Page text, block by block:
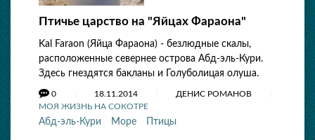
Птичье царство на "Яйцах Фараона"
Kal Faraon (Яйца Фараона) - безлюдные скалы,
расположенные севернее острова Абд-эль-Кури.
Здесь гнездятся бакланы и Голуболицая олуша.
0 18.11.2014
ДЕНИС РОМАНОВ
МОЯ ЖИЗНЬ НА СОКОТРЕ
Абд-эль-Кури Море Птицы